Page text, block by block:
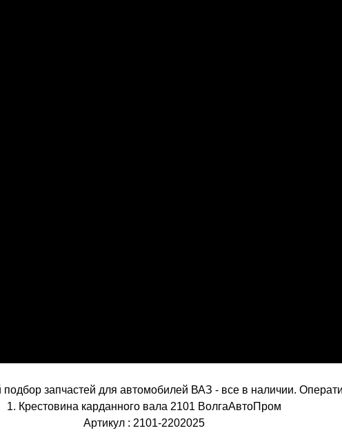
запчастей для автомобилей ВАЗ - все в наличии.
1. Крестовина карданного вала 2101 ВолгаАвтоПром
Артикул : 2101-2202025